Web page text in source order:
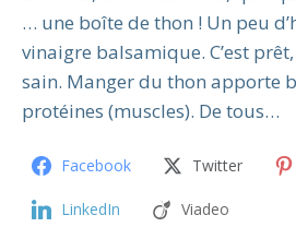
… une boîte de thon ! Un peu
vinaigre balsamique. C’est prêt,
sain. Manger du thon apporte
protéines (muscles). De tous…
Facebook Twitter
LinkedIn Viadeo